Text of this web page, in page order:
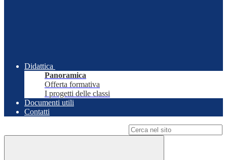
Didattica
Panoramica
Offerta formativa
I progetti delle classi
Documenti utili
Contatti